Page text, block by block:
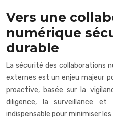
Vers une
numérique
durable
La sécurité des collaborations
externes est un enjeu majeur
proactive, basée sur la
diligence, la surveillance
indispensable pour minimiser